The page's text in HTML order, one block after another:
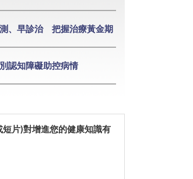
、早診治 把握治療黃金期
認知障礙助控病情
片)對增進您的健康知識有